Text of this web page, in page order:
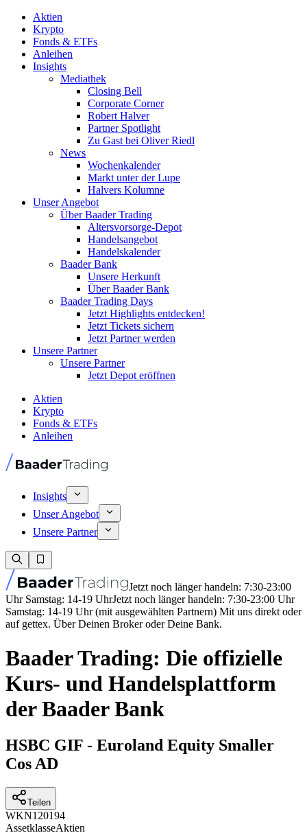
Aktien
Krypto
Fonds & ETFs
Anleihen
Insights
Mediathek
Closing Bell
Corporate Corner
Robert Halver
Partner Spotlight
Zu Gast bei Oliver Riedl
News
Wochenkalender
Markt unter der Lupe
Halvers Kolumne
Unser Angebot
Über Baader Trading
Altersvorsorge-Depot
Handelsangebot
Handelskalender
Baader Bank
Unsere Herkunft
Über Baader Bank
Baader Trading Days
Jetzt Highlights entdecken!
Jetzt Tickets sichern
Jetzt Partner werden
Unsere Partner
Unsere Partner
Jetzt Depot eröffnen
Aktien
Krypto
Fonds & ETFs
Anleihen
Insights
Unser Angebot
Unsere Partner
Jetzt noch länger handeln: 7:30-23:00
Uhr Samstag: 14-19 UhrJetzt noch länger handeln: 7:30-23:00 Uhr
Samstag: 14-19 Uhr (mit ausgewählten Partnern) Mit uns direkt oder
auf gettex. Über Deinen Broker oder Deine Bank.
Baader Trading: Die offizielle
Kurs- und Handelsplattform
der Baader Bank
HSBC GIF - Euroland Equity Smaller
Cos AD
Teilen
WKN120194
AssetklasseAktien